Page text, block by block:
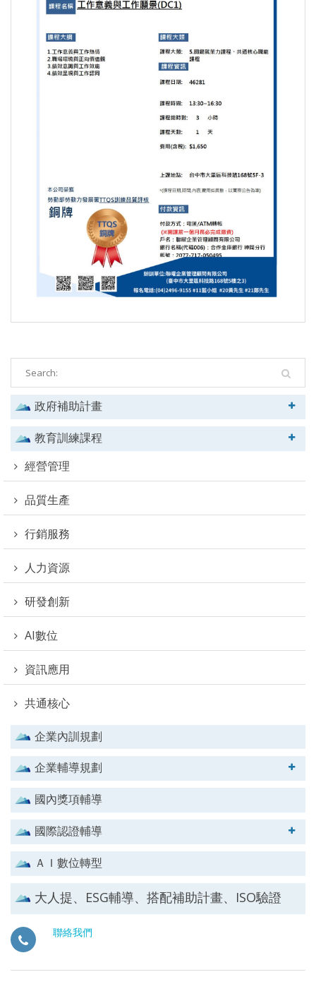
政府補助計畫
教育訓練課程
經營管理
品質生產
行銷服務
人力資源
研發創新
AI數位
資訊應用
共通核心
企業內訓規劃
企業輔導規劃
國內獎項輔導
國際認證輔導
ＡＩ數位轉型
大人提、ESG輔導、搭配補助計畫、ISO驗證
聯絡我們